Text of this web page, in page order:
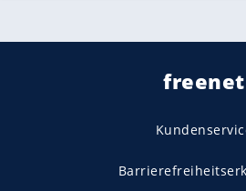
freenet